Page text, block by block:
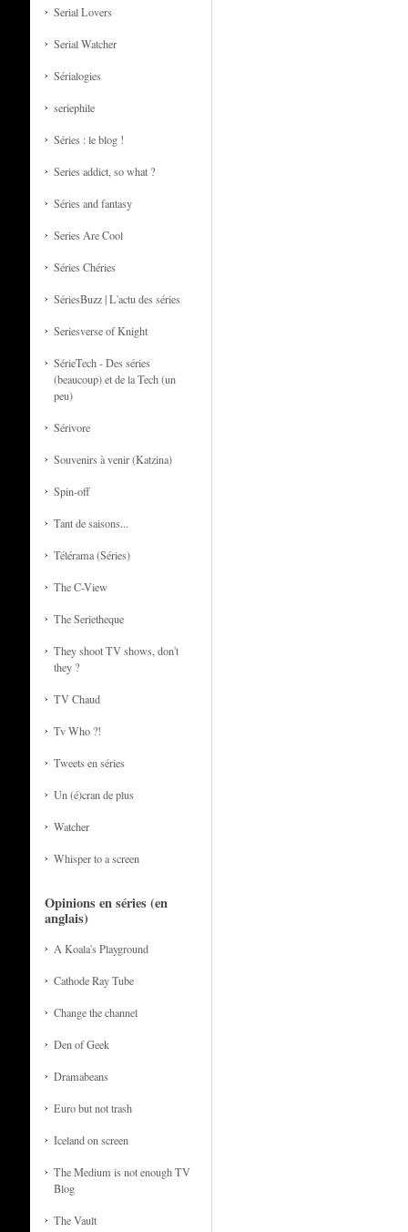
Serial Lovers
Serial Watcher
Sérialogies
seriephile
Séries : le blog !
Series addict, so what ?
Séries and fantasy
Series Are Cool
Séries Chéries
SériesBuzz | L'actu des séries
Seriesverse of Knight
SérieTech - Des séries
(beaucoup) et de la Tech (un
peu)
Sérivore
Souvenirs à venir (Katzina)
Spin-off
Tant de saisons...
Télérama (Séries)
The C-View
The Serietheque
They shoot TV shows, don't
they ?
TV Chaud
Tv Who ?!
Tweets en séries
Un (é)cran de plus
Watcher
Whisper to a screen
Opinions en séries (en
anglais)
A Koala's Playground
Cathode Ray Tube
Change the channel
Den of Geek
Dramabeans
Euro but not trash
Iceland on screen
The Medium is not enough TV
Blog
The Vault